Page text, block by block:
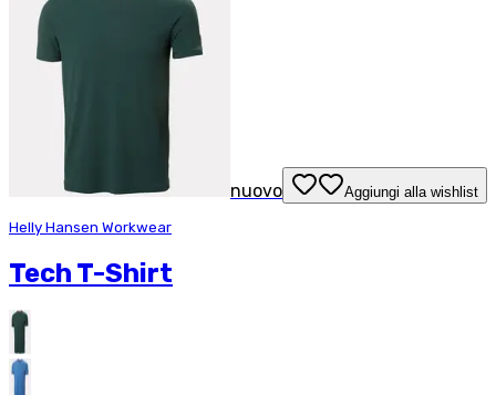
nuovo Aggiungi alla wishlist
Helly Hansen Workwear
Tech T-Shirt